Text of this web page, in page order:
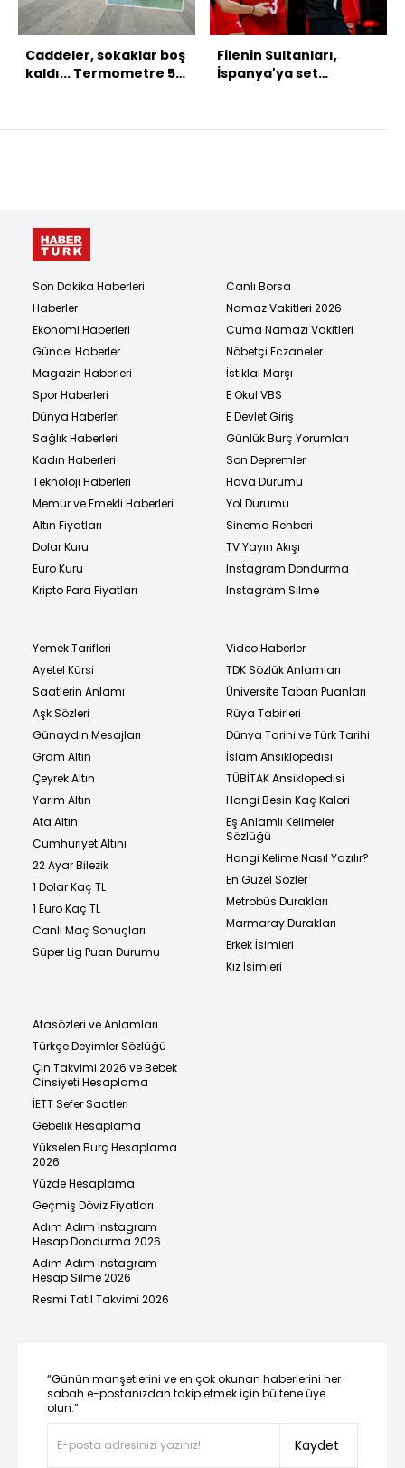
Caddeler, sokaklar boş
kaldı... Termometre 55
Filenin Sultanları,
İspanya'ya set
Son Dakika Haberleri
Haberler
Ekonomi Haberleri
Güncel Haberler
Magazin Haberleri
Spor Haberleri
Dünya Haberleri
Sağlık Haberleri
Kadın Haberleri
Teknoloji Haberleri
Memur ve Emekli Haberleri
Altın Fiyatları
Dolar Kuru
Euro Kuru
Kripto Para Fiyatları
Canlı Borsa
Namaz Vakitleri 2026
Cuma Namazı Vakitleri
Nöbetçi Eczaneler
İstiklal Marşı
E Okul VBS
E Devlet Giriş
Günlük Burç Yorumları
Son Depremler
Hava Durumu
Yol Durumu
Sinema Rehberi
TV Yayın Akışı
Instagram Dondurma
Instagram Silme
Yemek Tarifleri
Ayetel Kürsi
Saatlerin Anlamı
Aşk Sözleri
Günaydın Mesajları
Gram Altın
Çeyrek Altın
Yarım Altın
Ata Altın
Cumhuriyet Altını
22 Ayar Bilezik
1 Dolar Kaç TL
1 Euro Kaç TL
Canlı Maç Sonuçları
Süper Lig Puan Durumu
Video Haberler
TDK Sözlük Anlamları
Üniversite Taban Puanları
Rüya Tabirleri
Dünya Tarihi ve Türk Tarihi
İslam Ansiklopedisi
TÜBİTAK Ansiklopedisi
Hangi Besin Kaç Kalori
Eş Anlamlı Kelimeler
Sözlüğü
Hangi Kelime Nasıl Yazılır?
En Güzel Sözler
Metrobüs Durakları
Marmaray Durakları
Erkek İsimleri
Kız İsimleri
Atasözleri ve Anlamları
Türkçe Deyimler Sözlüğü
Çin Takvimi 2026 ve Bebek
Cinsiyeti Hesaplama
İETT Sefer Saatleri
Gebelik Hesaplama
Yükselen Burç Hesaplama
2026
Yüzde Hesaplama
Geçmiş Döviz Fiyatları
Adım Adım Instagram
Hesap Dondurma 2026
Adım Adım Instagram
Hesap Silme 2026
Resmi Tatil Takvimi 2026
“Günün manşetlerini ve en çok okunan haberlerini her
sabah e-postanızdan takip etmek için bültene üye
olun.”
Kaydet